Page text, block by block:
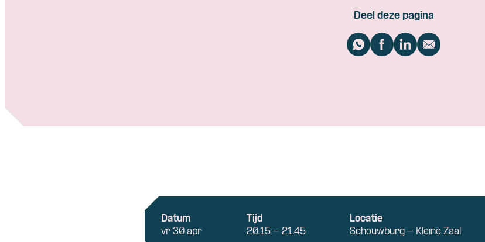
Deel deze pagina
Datum
vr 30 apr
Tijd
20.15 - 21.45
Locatie
Schouwburg - Kleine Zaal